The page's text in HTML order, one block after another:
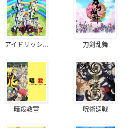
アイドリッシ... 刀剣乱舞
暗殺教室 呪術廻戦